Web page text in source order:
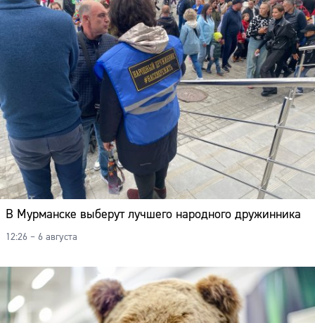
В Мурманске выберут лучшего народного дружинника
12:26 – 6 августа
Адрес:
Телефон: